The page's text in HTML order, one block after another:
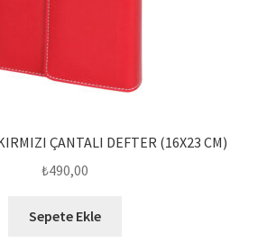
ÇANTALI DEFTER (16X23 CM)
₺490,00
Sepete Ekle